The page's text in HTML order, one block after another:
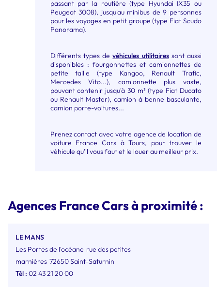
passant par la routière (type Hyundai IX35 ou
Peugeot 3008), jusqu'au minibus de 9 personnes
pour les voyages en petit groupe (type Fiat Scudo
Panorama).
Différents types devéhicules utilitairessont aussi
disponibles : fourgonnettes et camionnettes de
petite taille (type Kangoo, Renault Trafic,
Mercedes Vito...), camionnette plus vaste,
pouvant contenir jusqu'à 30 m³ (type Fiat Ducato
ou Renault Master), camion à benne basculante,
camion porte-voitures...
Prenez contact avec votre agence de location de
voiture France Cars à Tours, pour trouver le
véhicule qu'il vous faut et le louer au meilleur prix.
Agences France Cars à proximité :
LE MANS
Les Portes de l'océane rue des petites
marnières 72650 Saint-Saturnin
Tél : 02 43 21 20 00